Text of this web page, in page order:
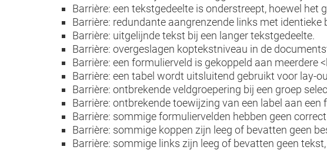
Barrière: een tekstgedeelte is onderstreept, hoewel het
Barrière: redundante aangrenzende links met identieke
Barrière: uitgelijnde tekst bij een langer tekstgedeelte.
Barrière: overgeslagen koptekstniveau in de
Barrière: een formulierveld is gekoppeld aan meerdere
Barrière: een tabel wordt uitsluitend gebruikt voor lay-
Barrière: ontbrekende veldgroepering bij een groep
Barrière: ontbrekende toewijzing van een label aan een
Barrière: sommige formuliervelden hebben geen
Barrière: sommige koppen zijn leeg of bevatten geen
Barrière: sommige links zijn leeg of bevatten geen